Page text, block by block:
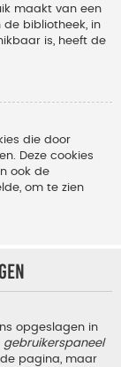
maakt van een
bibliotheek, in
is, heeft de
die door
Deze cookies
ook de
om te zien
opgeslagen in
gebruikerspaneel
pagina, maar